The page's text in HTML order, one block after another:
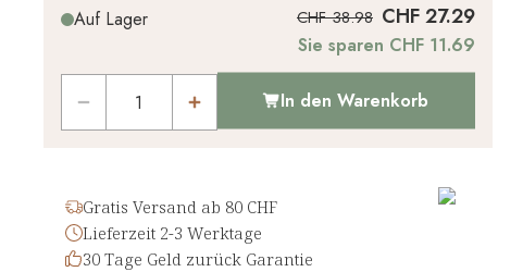
Auf Lager CHF 38.98 CHF 27.29
Sie sparen CHF 11.69
In den Warenkorb
Gratis Versand ab 80 CHF
Lieferzeit 2-3 Werktage
30 Tage Geld zurück Garantie